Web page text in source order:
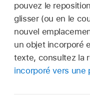
pouvez le
glisser (ou en le
nouvel
un objet incorporé
texte, consultez la
incorporé vers une